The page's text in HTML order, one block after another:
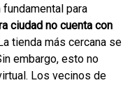
para
ciudad no cuenta con
tienda más cercana se
embargo, esto no
Los vecinos de